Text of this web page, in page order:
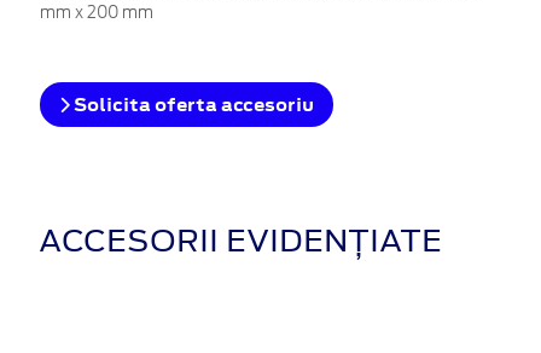
mm x 200 mm
Solicita oferta accesoriu
ACCESORII EVIDENȚIATE